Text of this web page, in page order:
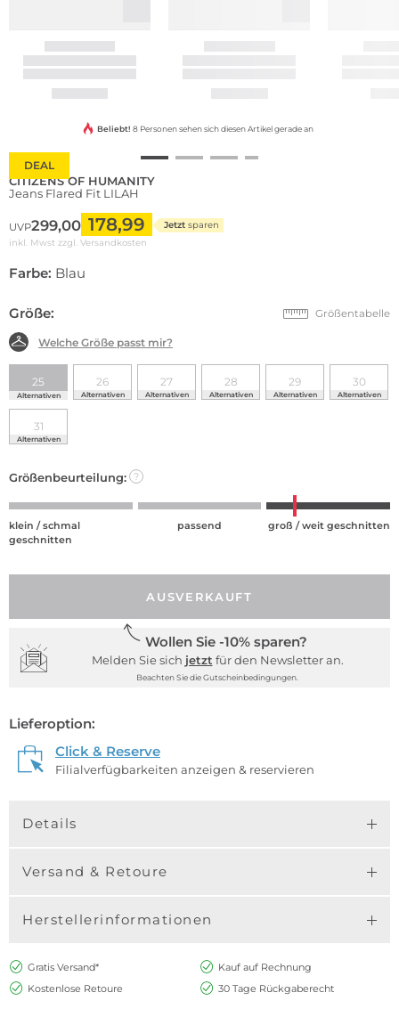
DEAL
Beliebt! 8 Personen sehen sich diesen Artikel gerade an
CITIZENS OF HUMANITY
Jeans Flared Fit LILAH
UVP299,00 178,99 Jetzt sparen
inkl. Mwst zzgl. Versandkosten
Farbe: Blau
Größe: Größentabelle
Welche Größe passt mir?
25
Alternativen
26
Alternativen
27
Alternativen
28
Alternativen
29
Alternativen
30
Alternativen
31
Alternativen
Größenbeurteilung: ?
klein / schmal
geschnitten
passend groß / weit geschnitten
AUSVERKAUFT
Wollen Sie -10% sparen?
Melden Sie sich jetzt für den Newsletter an.
Beachten Sie die Gutscheinbedingungen.
Lieferoption:
Click & Reserve
Filialverfügbarkeiten anzeigen & reservieren
Details
Versand & Retoure
Herstellerinformationen
Gratis Versand*
Kauf auf Rechnung
Kostenlose Retoure
30 Tage Rückgaberecht